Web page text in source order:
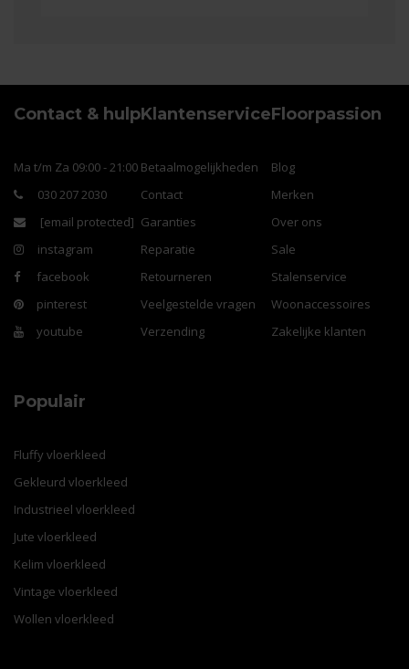
Contact & hulp
Ma t/m Za 09:00 - 21:00
030 207 2030
[email protected]
instagram
facebook
pinterest
youtube
Klantenservice
Betaalmogelijkheden
Contact
Garanties
Reparatie
Retourneren
Veelgestelde vragen
Verzending
Floorpassion
Blog
Merken
Over ons
Sale
Stalenservice
Woonaccessoires
Zakelijke klanten
Populair
Fluffy vloerkleed
Gekleurd vloerkleed
Industrieel vloerkleed
Jute vloerkleed
Kelim vloerkleed
Vintage vloerkleed
Wollen vloerkleed